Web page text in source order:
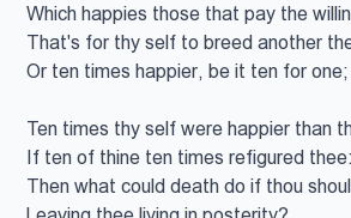
Which happies those that pay the
That's for thy self to breed another
Or ten times happier, be it ten for one;
Ten times thy self were happier than
If ten of thine ten times refigured thee:
Then what could death do if thou